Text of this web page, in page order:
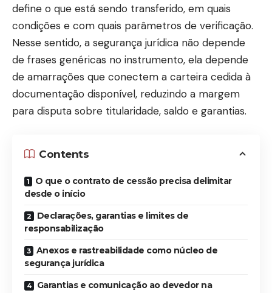
define o que está sendo transferido, em quais
condições e com quais parâmetros de verificação.
Nesse sentido, a segurança jurídica não depende
de frases genéricas no instrumento, ela depende
de amarrações que conectem a carteira cedida à
documentação disponível, reduzindo a margem
para disputa sobre titularidade, saldo e garantias.
Contents
O que o contrato de cessão precisa delimitar
desde o início
Declarações, garantias e limites de
responsabilização
Anexos e rastreabilidade como núcleo de
segurança jurídica
Garantias e comunicação ao devedor na